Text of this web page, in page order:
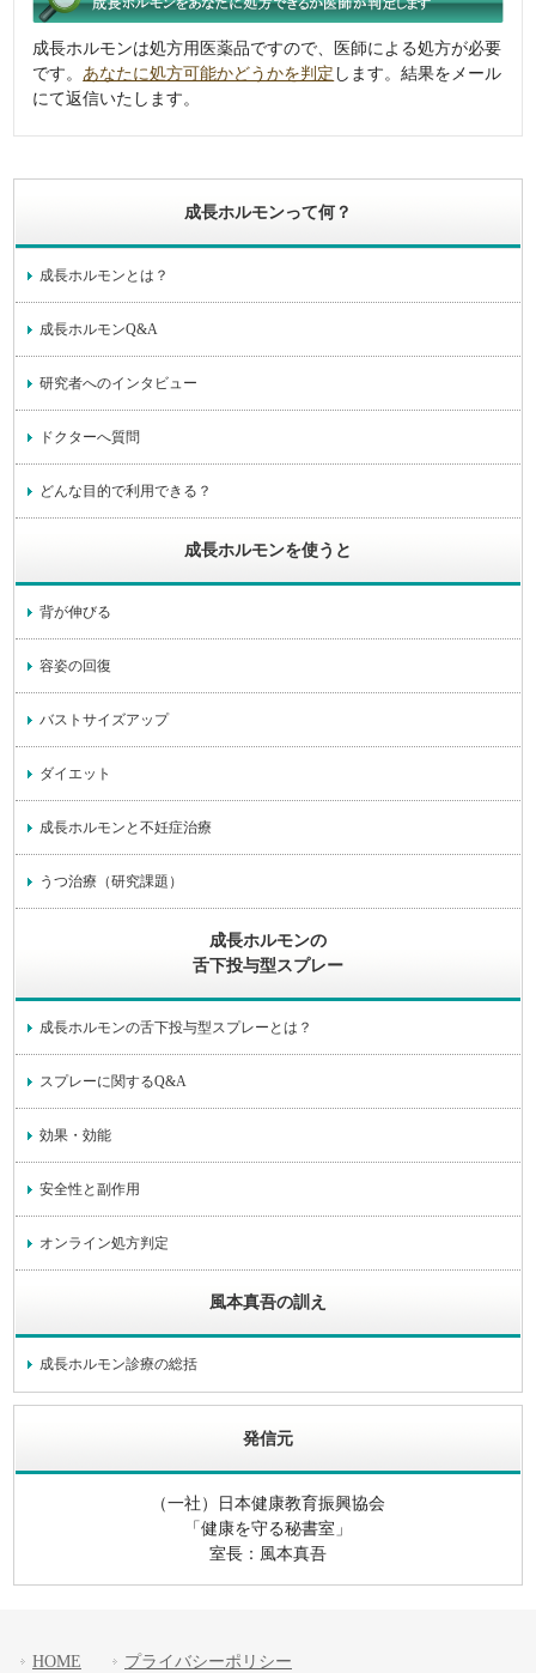
成長ホルモンは処方用医薬品ですので、医師による処方が必要
です。あなたに処方可能かどうかを判定 します。結果をメール
にて返信いたします。
成長ホルモンって何？
成長ホルモンとは？
成長ホルモンQ&A
研究者へのインタビュー
ドクターへ質問
どんな目的で利用できる？
成長ホルモンを使うと
背が伸びる
容姿の回復
バストサイズアップ
ダイエット
成長ホルモンと不妊症治療
うつ治療（研究課題）
成長ホルモンの
舌下投与型スプレー
成長ホルモンの舌下投与型スプレーとは？
スプレーに関するQ&A
効果・効能
安全性と副作用
オンライン処方判定
風本真吾の訓え
成長ホルモン診療の総括
発信元
（一社）日本健康教育振興協会
「健康を守る秘書室」
室長：風本真吾
HOME プライバシーポリシー